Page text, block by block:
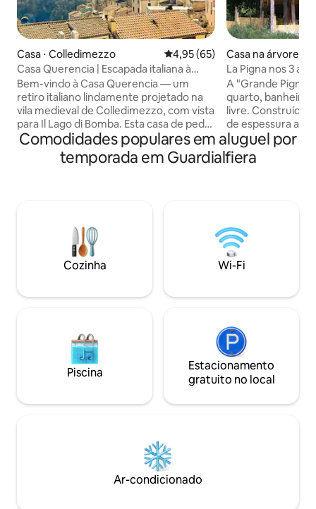
Casa ⋅ Colledimezzo 4,95 de uma avaliação média
4,95 (65)
Casa Querencia | Escapada italiana à
beira do lago
Bem-vindo à Casa Querencia — um
retiro italiano lindamente projetado na
vila medieval de Colledimezzo, com vista
para Il Lago di Bomba. Esta casa de pedra
restaurada com carinho oferece algo
raro: vista panorâmica para o lago e para
a montanha em todos os ambientes.
varanda e um terraço para a vida ao ar
livre, criando um espaço que parece
deslumbrante e profundamente
confortável. Uma verdadeira escapada
Casa na árvore ⋅
La Pigna nos 3
A "Grande Pigna"
quarto, banheiro,
livre. Construído em um abeto de 4,5 cm
de espessura a
nível do mar, está
plataforma de
altura entre um carvalho, Sorbo e avelã e
caminhada do
Relaxamento
as oliveiras,
história,
Comodidades populares em aluguel por
temporada em Guardialfiera
Cozinha Wi-Fi
Piscina
Estacionamento
gratuito no local
Ar-condicionado